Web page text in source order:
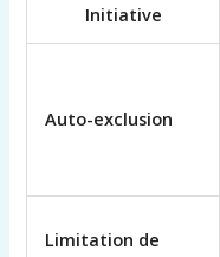
Initiative
Auto-exclusion
Limitation de